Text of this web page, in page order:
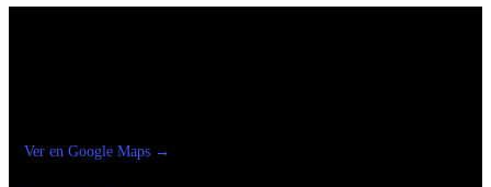
Ver en Google Maps →